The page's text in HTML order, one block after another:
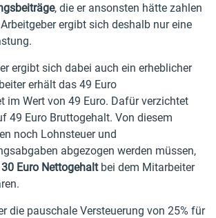
, die er ansonsten hätte zahlen
ergibt sich deshalb nur eine
ergibt sich dabei auch ein erheblicher
erhält das 49 Euro
im Wert von 49 Euro. Dafür verzichtet
49 Euro Bruttogehalt. Von diesem
noch Lohnsteuer und
abgezogen werden müssen,
30 Euro Nettogehaltbei dem Mitarbeiter
die pauschale Versteuerung von 25% für